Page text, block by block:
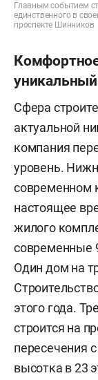
Главным событием
единственного в
проспекте Шинников
Сфера
актуальной
компания
уровень.
современном
настоящее
жилого
современные
Один дом на
этого года.
строится на
пересечения
высотка в 23